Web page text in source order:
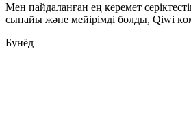
Мен пайдаланған ең керемет
сыпайы және мейірімді болды, Qiwi
Бунёд